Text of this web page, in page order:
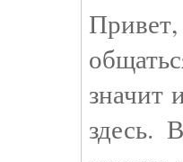
значит
здесь.